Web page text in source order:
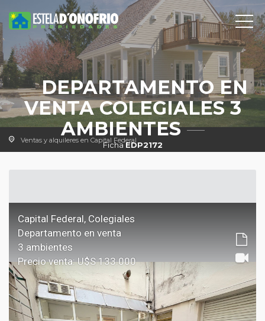
DEPARTAMENTO EN
VENTA COLEGIALES 3
AMBIENTES
FichaEDP2172
Ventas y alquileres en Capital Federal